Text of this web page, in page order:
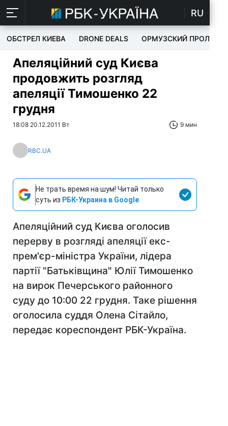
RU
ОБСТРЕЛ КИЕВА DRONE DEALS ОРМУЗСКИЙ ПРОЛИВ
Апеляційний суд Києва
продовжить розгляд
апеляції Тимошенко 22
грудня
18:08 20.12.2011 Вт 9 мин
RBC.UA
Не трать время на шум! Читай только
суть из РБК-Украина в Google
Апеляційний суд Києва оголосив
перерву в розгляді апеляції екс-
прем'єр-міністра України, лідера
партії "Батьківщина" Юлії Тимошенко
на вирок Печерського районного
суду до 10:00 22 грудня. Таке рішення
оголосила суддя Олена Сітайло,
передає кореспондент РБК-Україна.